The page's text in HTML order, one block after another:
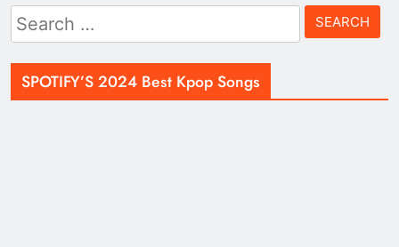
Search
for:
SPOTIFY’S 2024 Best Kpop Songs